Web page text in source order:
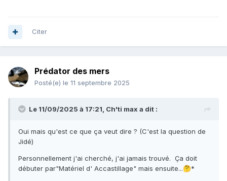
Citer
Prédator des mers
Posté(e) le 11 septembre 2025
Le 11/09/2025 à 17:21, Ch'ti max a dit :
Oui mais qu'est ce que ça veut dire ? (C'est la question de
Jidé)
Personnellement j'ai cherché, j'ai jamais trouvé. Ça doit
débuter par"Matériel d' Accastillage" mais ensuite...🤔*